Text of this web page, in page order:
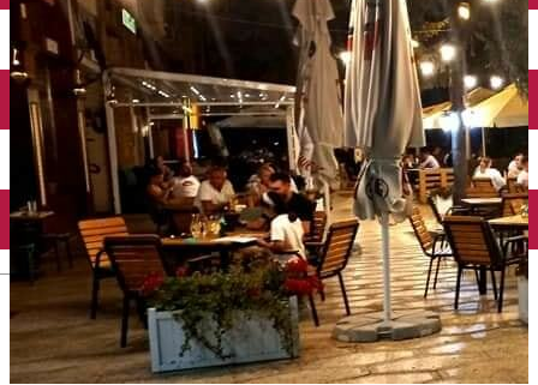
Închirieri auto
Închirieri biciclete
Încărcare vehicule electrice